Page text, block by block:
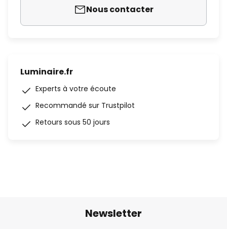
Nous contacter
Luminaire.fr
Experts à votre écoute
Recommandé sur Trustpilot
Retours sous 50 jours
Newsletter